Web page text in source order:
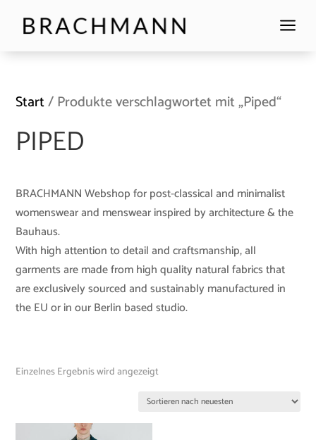
a
Start/ Produkte verschlagwortet mit „Piped“
PIPED
BRACHMANN Webshop for post-classical and minimalist
womenswear and menswear inspired by architecture & the
Bauhaus.
With high attention to detail and craftsmanship, all
garments are made from high quality natural fabrics that
are exclusively sourced and sustainably manufactured in
the EU or in our Berlin based studio.
Einzelnes Ergebnis wird angezeigt